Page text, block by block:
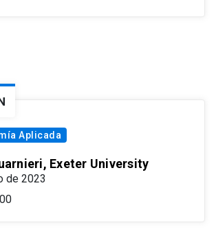
Aplicada
Exeter University
de 2023